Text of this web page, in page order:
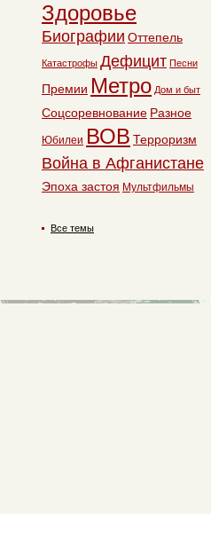
Здоровье
Биографии Оттепель
Катастрофы Дефицит Песни
Премии Метро Дом и быт
Соцсоревнование Разное
Юбилеи ВОВ Терроризм
Война в Афганистане
Эпоха застоя Мультфильмы
Все темы